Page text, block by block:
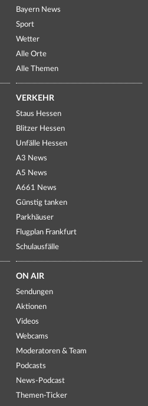
Bayern News
Sport
Wetter
Alle Orte
Alle Themen
VERKEHR
Staus Hessen
Blitzer Hessen
Unfälle Hessen
A3 News
A5 News
A661 News
Günstig tanken
Parkhäuser
Flugplan Frankfurt
Schulausfälle
ON AIR
Sendungen
Aktionen
Videos
Webcams
Moderatoren & Team
Podcasts
News-Podcast
Themen-Ticker